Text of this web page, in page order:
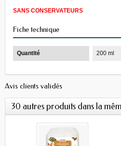
SANS CONSERVATEURS
Fiche technique
Quantité 200 ml
Avis clients validés
30 autres produits dans la